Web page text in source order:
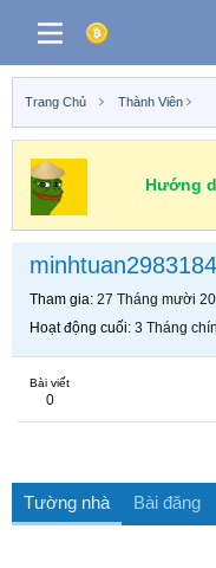
Trang Chủ Thành Viên
Hướng
Tham gia 27 Tháng mười
Hoạt động cuối 3 Tháng
Bài viết
0
Tường nhà Bài đăng